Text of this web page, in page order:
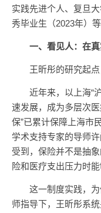
实践先进个人、复旦
秀毕业生（2023年）等
一、看见人：在
王昕彤的研究起
近年来，以上海“
速发展，成为多层次
保”已累计保障上海市
学术支持专家的导师
受到，保险并不是抽
险和医疗支出压力时
这一制度实践，
师指导下，王昕彤系